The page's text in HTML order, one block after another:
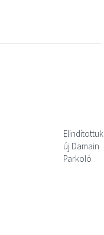
Elindítottuk
új Damain
Parkoló